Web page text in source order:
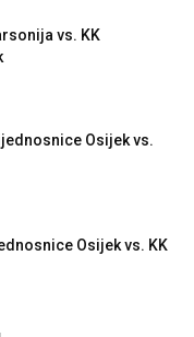
vs. KK
Osijek vs.
Osijek vs. KK